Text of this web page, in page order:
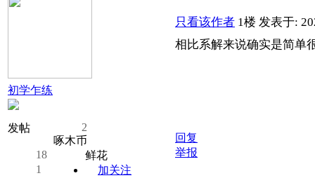
初学乍练
发帖
2
啄木币
18
鲜花
1
加关注
只看该作者 1楼 发表于:
相比系解来说确实是简单
回复
举报